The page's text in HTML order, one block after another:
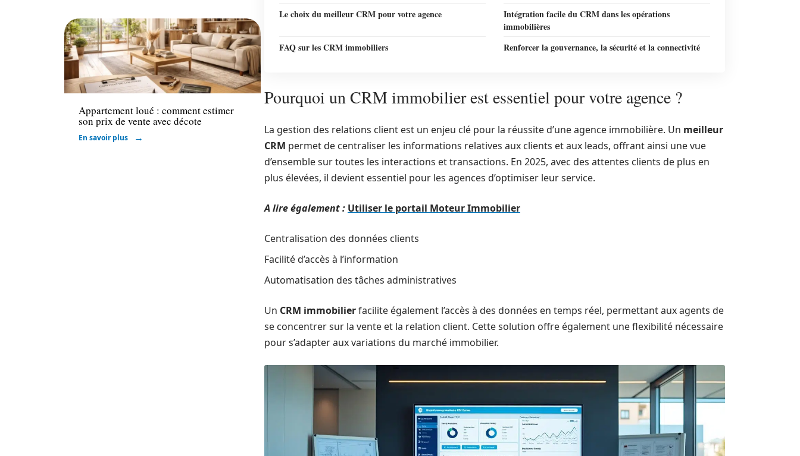
Immo
Appartement loué : comment estimer
son prix de vente avec décote
En savoir plus
Le choix du meilleur CRM pour votre agence
Intégration facile du CRM dans les opérations
immobilières
FAQ sur les CRM immobiliers
Renforcer la gouvernance, la sécurité et la connectivité
Pourquoi un CRM immobilier est essentiel pour votre agence ?
La gestion des relations client est un enjeu clé pour la réussite d’une agence immobilière. Un meilleur
CRM permet de centraliser les informations relatives aux clients et aux leads, offrant ainsi une vue
d’ensemble sur toutes les interactions et transactions. En 2025, avec des attentes clients de plus en
plus élevées, il devient essentiel pour les agences d’optimiser leur service.
A lire également : Utiliser le portail Moteur Immobilier
Centralisation des données clients
Facilité d’accès à l’information
Automatisation des tâches administratives
Un CRM immobilierfacilite également l’accès à des données en temps réel, permettant aux agents de
se concentrer sur la vente et la relation client. Cette solution offre également une flexibilité nécessaire
pour s’adapter aux variations du marché immobilier.